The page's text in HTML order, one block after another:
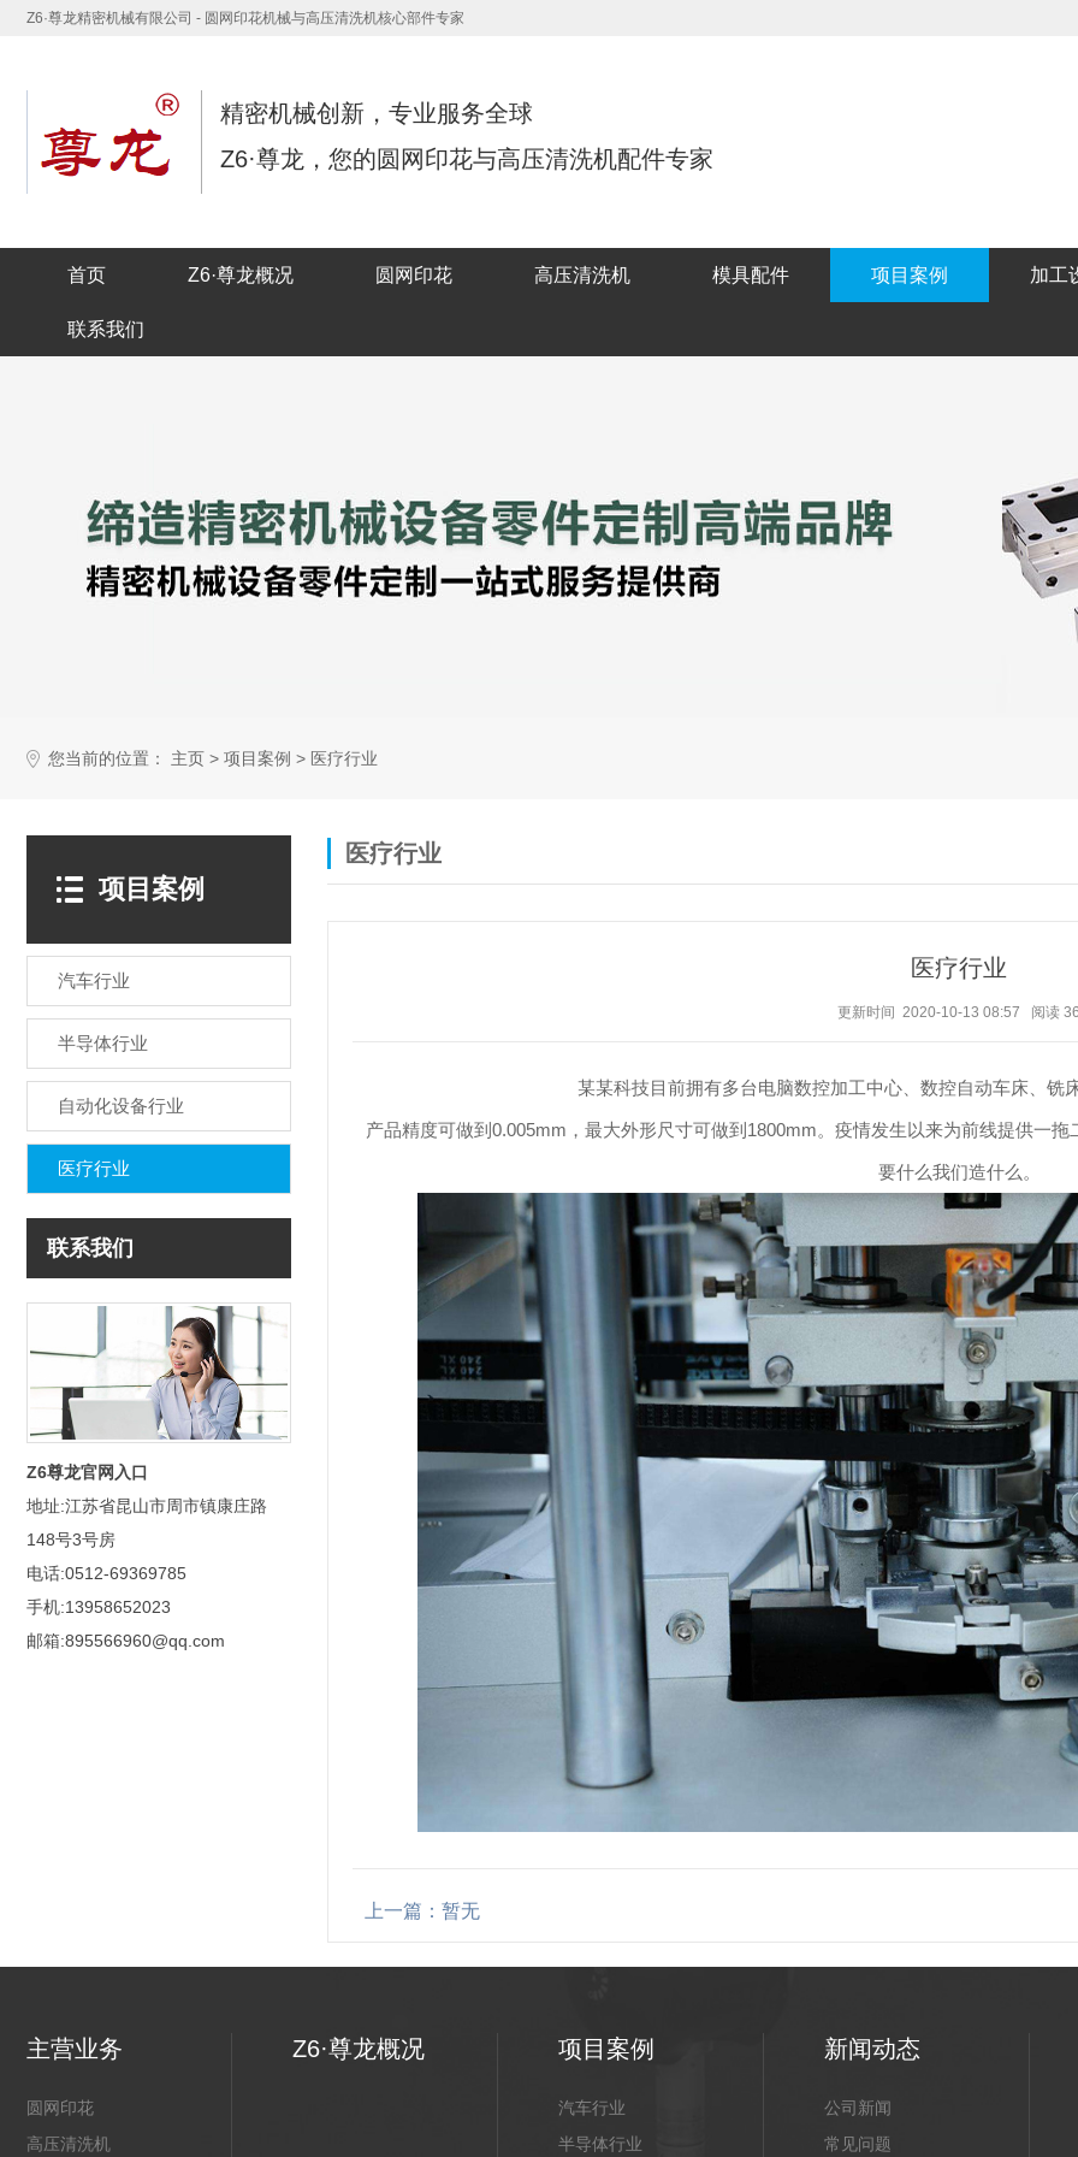
Z6·尊龙精密机械有限公司 - 圆网印花机械与高压清洗机核心部件专家
精密机械创新，专业服务全球
Z6·尊龙，您的圆网印花与高压清洗机配件专家
首页 Z6·尊龙概况 圆网印花 高压清洗机 模具配件 项目案例 加工
联系我们
您当前的位置： 主页 > 项目案例 > 医疗行业
项目案例
汽车行业
半导体行业
自动化设备行业
医疗行业
联系我们
Z6尊龙官网入口
地址:江苏省昆山市周市镇康庄路
148号3号房
电话:0512-69369785
手机:13958652023
邮箱:895566960@qq.com
医疗行业
医疗行业
更新时间 2020-10-13 08:57 阅读
某某科技目前拥有多台电脑数控加工中心、数控自动车床、铣
产品精度可做到0.005mm， 最大外形尺寸可做到 1800mm。疫情发生以来为前线提供一拖
要什么我们造什么。
上一篇：暂无
主营业务
圆网印花
高压清洗机
Z6·尊龙概况 项目案例
汽车行业
半导体行业
新闻动态
公司新闻
常见问题